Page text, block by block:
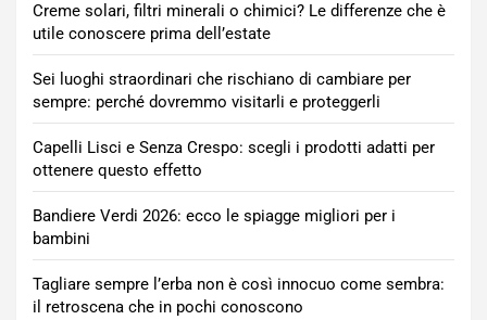
Creme solari, filtri minerali o chimici? Le differenze che è
utile conoscere prima dell’estate
Sei luoghi straordinari che rischiano di cambiare per
sempre: perché dovremmo visitarli e proteggerli
Capelli Lisci e Senza Crespo: scegli i prodotti adatti per
ottenere questo effetto
Bandiere Verdi 2026: ecco le spiagge migliori per i
bambini
Tagliare sempre l’erba non è così innocuo come sembra:
il retroscena che in pochi conoscono